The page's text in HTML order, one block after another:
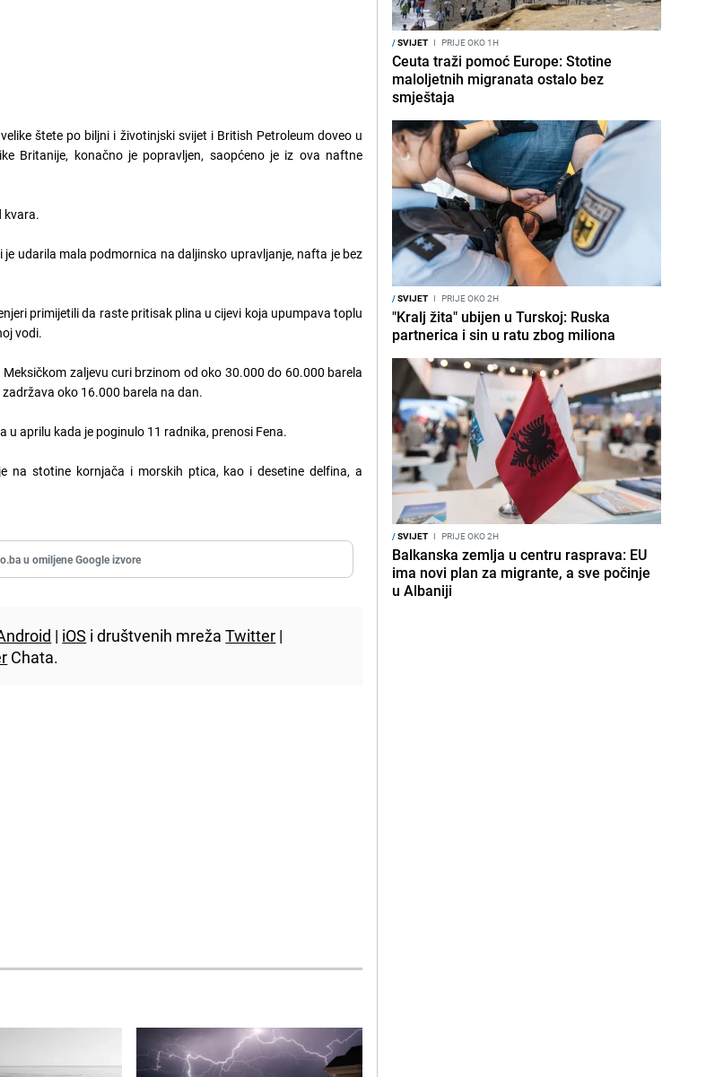
štete po biljni i životinjski svijet i British Petroleum doveo u
Britanije, konačno je popravljen, saopćeno je iz ova naftne
kvara.
udarila mala podmornica na daljinsko upravljanje, nafta je bez
primijetili da raste pritisak plina u cijevi koja upumpava toplu
vodi.
zaljevu curi brzinom od oko 30.000 do 60.000 barela
oko 16.000 barela na dan.
u aprilu kada je poginulo 11 radnika, prenosi Fena.
na stotine kornjača i morskih ptica, kao i desetine delfina, a
u omiljene Google izvore
| iOS i društvenih mrežaTwitter |
Chata.
/SVIJET I PRIJE OKO 1H
Ceuta traži pomoć Europe: Stotine
maloljetnih migranata ostalo bez
smještaja
/SVIJET I PRIJE OKO 2H
"Kralj žita" ubijen u Turskoj: Ruska
partnerica i sin u ratu zbog miliona
/SVIJET I PRIJE OKO 2H
Balkanska zemlja u centru rasprava: EU
ima novi plan za migrante, a sve počinje
u Albaniji